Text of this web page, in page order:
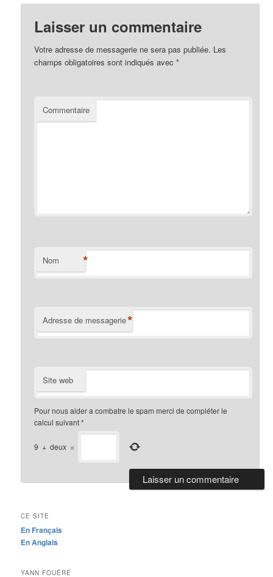
Laisser un commentaire
Votre adresse de messagerie ne sera pas publiée. Les
champs obligatoires sont indiqués avec*
Commentaire
Nom *
Adresse de messagerie*
Site web
Pour nous aider a combatre le spam merci de compléter le
calcul suivant*
9 + deux =
CE SITE
En Français
En Anglais
YANN FOUÉRÉ